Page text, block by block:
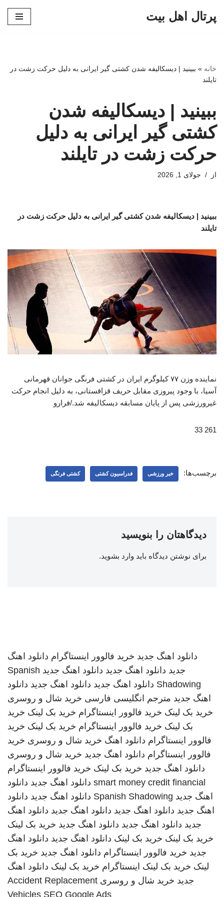
پرتال اهل بیت
خانه » ببینید | دیسکالیفه شدن کشتی گیر ایرانی به دلیل حرکت زشت در
تایلند
ببینید | دیسکالیفه شدن
کشتی گیر ایرانی به دلیل
حرکت زشت در تایلند
از جولای 1, 2026
ببینید | دیسکالیفه شدن کشتی گیر ایرانی به دلیل حرکت زشت در
تایلند
نماینده وزن ۷۷ کیلوگرم ایران در کشتی فرنگی جوانان قهرمانی
آسیا، با وجود پیروزی مقابل حریف قزاقستانی، به دلیل انجام حرکت
غیرورزشی پس از پایان مسابقه دیسکالیفه شد./فرارو
261 33
برچسب‌ها: خبر ورزشی فدراسیون کشتی کشتی فرنگی
دیدگاهتان را بنویسید
برای نوشتن دیدگاه باید وارد بشوید.
دانلود اهنگ جدید خرید فالوور اینستاگرام دانلود اهنگ
جدید دانلود اهنگ جدید دانلود اهنگ جدید Spanish
Shadowing دانلود اهنگ جدید دانلود اهنگ جدید دانلود
اهنگ جدید مترجم انگلیسی فارسی خرید شال و روسری
خرید بک لینک خرید فالوور اینستاگرام خرید بک لینک خرید
بک لینک خرید فالوور اینستاگرام خرید بک لینک خرید
فالوور اینستاگرام دانلود اهنگ خرید شال و روسری خرید
فالوور اینستاگرام دانلود اهنگ جدید خرید شال و روسری
دانلود اهنگ جدید خرید بک لینک خرید فالوور اینستاگرام
smart money credit financial دانلود اهنگ جدید دانلود
اهنگ جدید Spanish Shadowing دانلود اهنگ جدید دانلود
اهنگ جدید دانلود اهنگ جدید دانلود اهنگ جدید دانلود اهنگ
جدید دانلود اهنگ جدید دانلود اهنگ جدید خرید بک لینک
خرید بک لینک خرید بک لینک دانلود اهنگ جدید دانلود اهنگ
جدید خرید فالوور اینستاگرام دانلود اهنگ جدید خرید بک
لینک خرید بک لینک اینستاگرام خرید بک لینک دانلود اهنگ
جدید خرید شال و روسری Accident Replacement
Vehicles SEO Google Ads